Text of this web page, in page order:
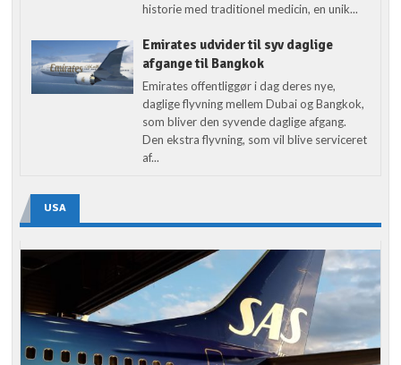
historie med traditionel medicin, en unik...
Emirates udvider til syv daglige
afgange til Bangkok
Emirates offentliggør i dag deres nye,
daglige flyvning mellem Dubai og Bangkok,
som bliver den syvende daglige afgang.
Den ekstra flyvning, som vil blive serviceret
af...
USA